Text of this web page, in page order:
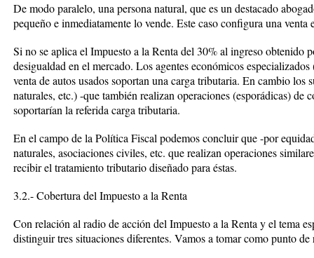
De modo paralelo, una persona natural, que es un destacado
pequeño e inmediatamente lo vende. Este caso configura una venta
Si no se aplica el Impuesto a la Renta del 30% al ingreso obtenido
desigualdad en el mercado. Los agentes económicos
venta de autos usados soportan una carga tributaria. En cambio los
naturales, etc.) -que también realizan operaciones (esporádicas) de
soportarían la referida carga tributaria.
En el campo de la Política Fiscal podemos concluir que -por
naturales, asociaciones civiles, etc. que realizan operaciones
recibir el tratamiento tributario diseñado para éstas.
3.2.- Cobertura del Impuesto a la Renta
Con relación al radio de acción del Impuesto a la Renta y el tema
distinguir tres situaciones diferentes. Vamos a tomar como punto de